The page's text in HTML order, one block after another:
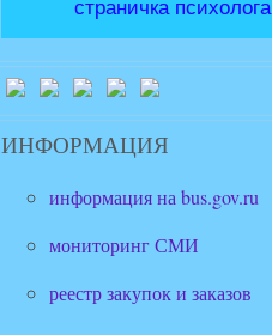
страничка психолога
ИНФОРМАЦИЯ
информация на bus.gov.ru
мониторинг СМИ
реестр закупок и заказов